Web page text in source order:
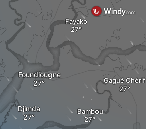
Djimda Bambou
Gagué Chérif
Fayako
Foundiougne